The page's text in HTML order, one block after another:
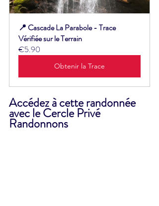
📍 Cascade La Parabole - Trace
Vérifiée sur le Terrain
€5.90
Obtenir la Trace
Accédez à cette randonnée
avec le Cercle Privé
Randonnons